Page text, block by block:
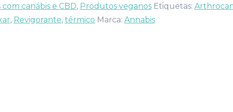
canábis e CBD, Produtos veganos Etiquetas:
, Revigorante, térmico Marca: Annabis